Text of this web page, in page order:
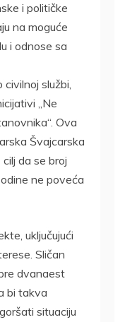
i političke
na moguće
i odnose sa
službi,
„Ne
Ova
Švajcarska
da se broj
ne poveća
uključujući
Sličan
dvanaest
bi takva
situaciju